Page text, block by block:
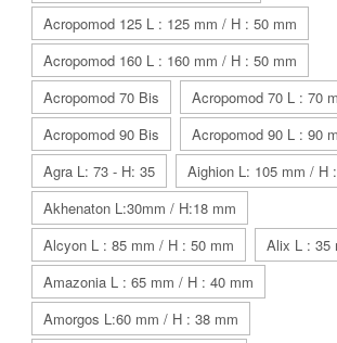
Acropomod 125 L : 125 mm / H : 50 mm
Acropomod 160 L : 160 mm / H : 50 mm
Acropomod 70 Bis
Acropomod 70 L : 70
Acropomod 90 Bis
Acropomod 90 L : 90
Agra L: 73 - H: 35
Aighion L: 105 mm / H
Akhenaton L:30mm / H:18 mm
Alcyon L : 85 mm / H : 50 mm
Alix L : 35
Amazonia L : 65 mm / H : 40 mm
Amorgos L:60 mm / H : 38 mm